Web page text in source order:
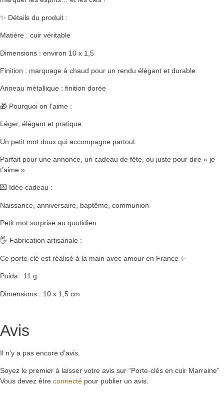
✨ Détails du produit :
Matière : cuir véritable
Dimensions : environ 10 x 1,5
Finition : marquage à chaud pour un rendu élégant et durable
Anneau métallique : finition dorée
🎁 Pourquoi on l’aime :
Léger, élégant et pratique
Un petit mot doux qui accompagne partout
Parfait pour une annonce, un cadeau de fête, ou juste pour dire « je
t’aime »
💌 Idée cadeau :
Naissance, anniversaire, baptême, communion
Petit mot surprise au quotidien
🖐️ Fabrication artisanale :
Ce porte-clé est réalisé à la main avec amour en France ✨
Poids : 11 g
Dimensions : 10 x 1,5 cm
Avis
Il n’y a pas encore d’avis.
Soyez le premier à laisser votre avis sur “Porte-clés en cuir Marraine”
Vous devez être connecté pour publier un avis.